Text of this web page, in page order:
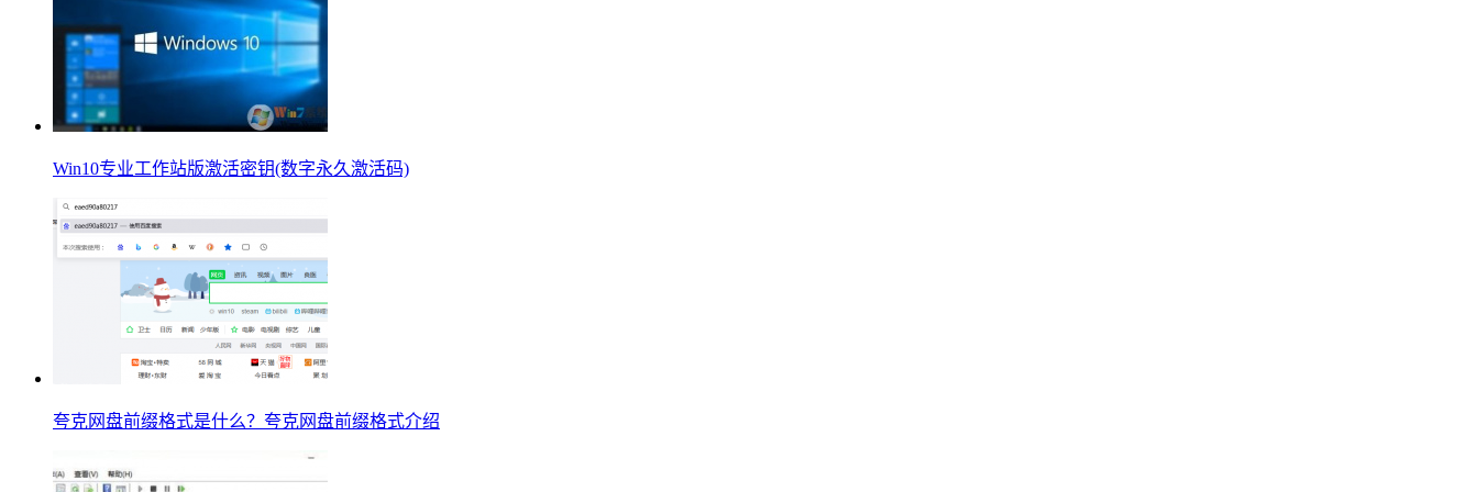
Win10专业工作站版激活密钥(数字永久激活码)
夸克网盘前缀格式是什么？夸克网盘前缀格式介绍